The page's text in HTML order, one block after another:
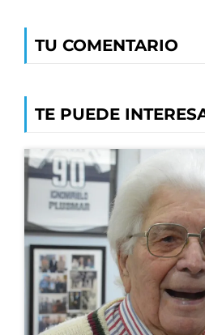
TU COMENTARIO
TE PUEDE